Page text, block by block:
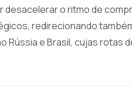
desacelerar o ritmo de
redirecionando
Rússia e Brasil, cujas rotas